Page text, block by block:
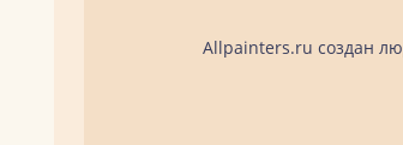
Allpainters.ru создан